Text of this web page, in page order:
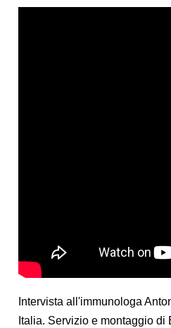
Intervista all'immunologa
Italia. Servizio e montaggio di